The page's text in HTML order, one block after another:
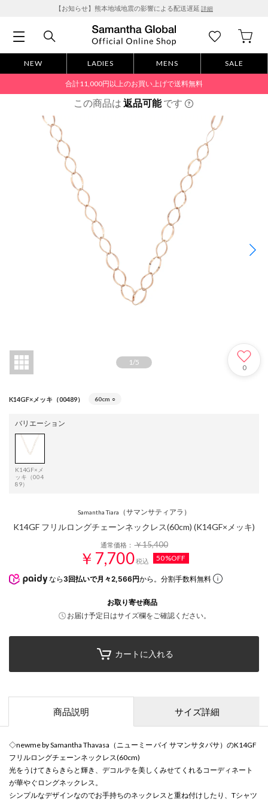
【お知らせ】熊本地域地震の影響による配送遅延 詳細
NEW LADIES MENS SALE
合計11,000円以上のお買い上げで送料無料
この商品は 返品可能です
1/5
0
K14GF×メッキ（00489） 60cm ○
バリエーション
K14GF×メ
ッキ（004
89）
Samantha Tiara （サマンサティアラ）
K14GF フリルロングチェーンネックレス(60cm) (K14GF×メッキ)
通常価格：￥15,400
￥7,700税込 50%OFF
なら 3回払いで月々2,566円から。分割手数料無料
お取り寄せ商品
お届け予定日はサイズ欄をご確認ください。
カートに入れる
商品説明 サイズ詳細
◇newme by Samantha Thavasa（ニューミー バイ サマンサタバサ）のK14GF
フリルロングチェーンネックレス(60cm)
光をうけてきらきらと輝き、デコルテを美しくみせてくれるコーディネート
が華やぐロングネックレス。
シンプルなデザインなのでお手持ちのネックレスと重ね付けしたり、Tシャツ